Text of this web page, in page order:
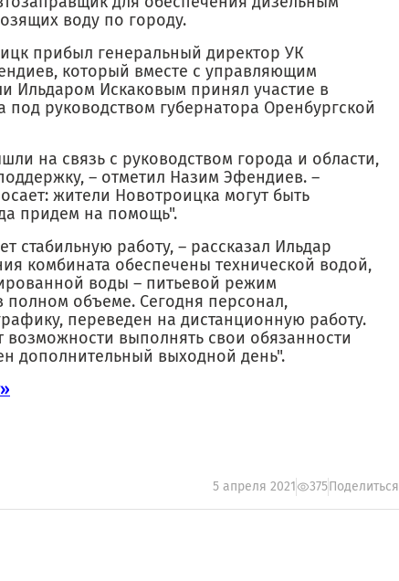
воду по городу.
прибыл генеральный директор УК
который вместе с управляющим
Ильдаром Искаковым принял участие в
под руководством губернатора Оренбургской
на связь с руководством города и области,
– отметил Назим Эфендиев. –
жители Новотроицка могут быть
придем на помощь".
стабильную работу, – рассказал Ильдар
комбината обеспечены технической водой,
воды – питьевой режим
полном объеме. Сегодня персонал,
переведен на дистанционную работу.
возможности выполнять свои обязанности
дополнительный выходной день".
5 апреля 2021 375Поделиться